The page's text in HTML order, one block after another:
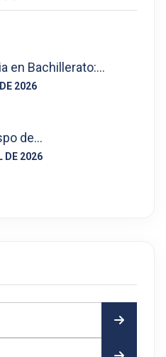
en Bachillerato:…
2026
de…
DE 2026